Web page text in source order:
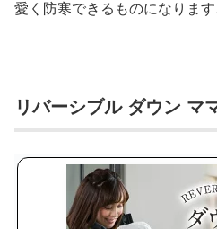
愛く防寒できるものになります
リバーシブル ダウン マ